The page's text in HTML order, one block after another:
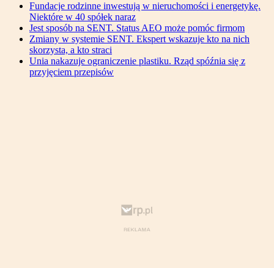
Fundacje rodzinne inwestują w nieruchomości i energetykę.
Niektóre w 40 spółek naraz
Jest sposób na SENT. Status AEO może pomóc firmom
Zmiany w systemie SENT. Ekspert wskazuje kto na nich
skorzysta, a kto straci
Unia nakazuje ograniczenie plastiku. Rząd spóźnia się z
przyjęciem przepisów